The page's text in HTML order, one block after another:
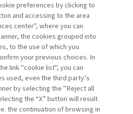
Per abbonati
preferences by clicking to
and accessing to the area
center", where you can
the cookies grouped into
to the use of which you
your previous choices. In
link "cookie list", you can
used, even the third party’s
by selecting the "Reject all
the “X” button will result
the continuation of browsing in